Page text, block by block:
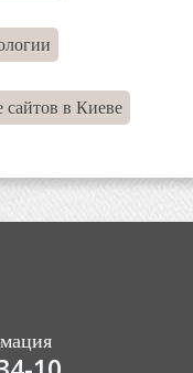
сайтов в Киеве